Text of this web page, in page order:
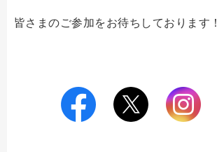
皆さまのご参加をお待ちしております！